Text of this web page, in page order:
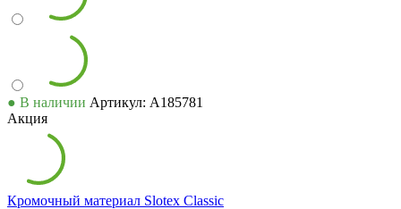
● В наличии Артикул: А185781
Акция
Кромочный материал Slotex Classic